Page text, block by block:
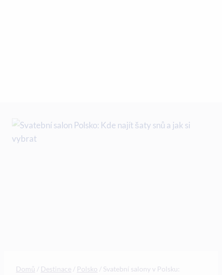
Domů / Destinace / Polsko / Svatební salony v Polsku: